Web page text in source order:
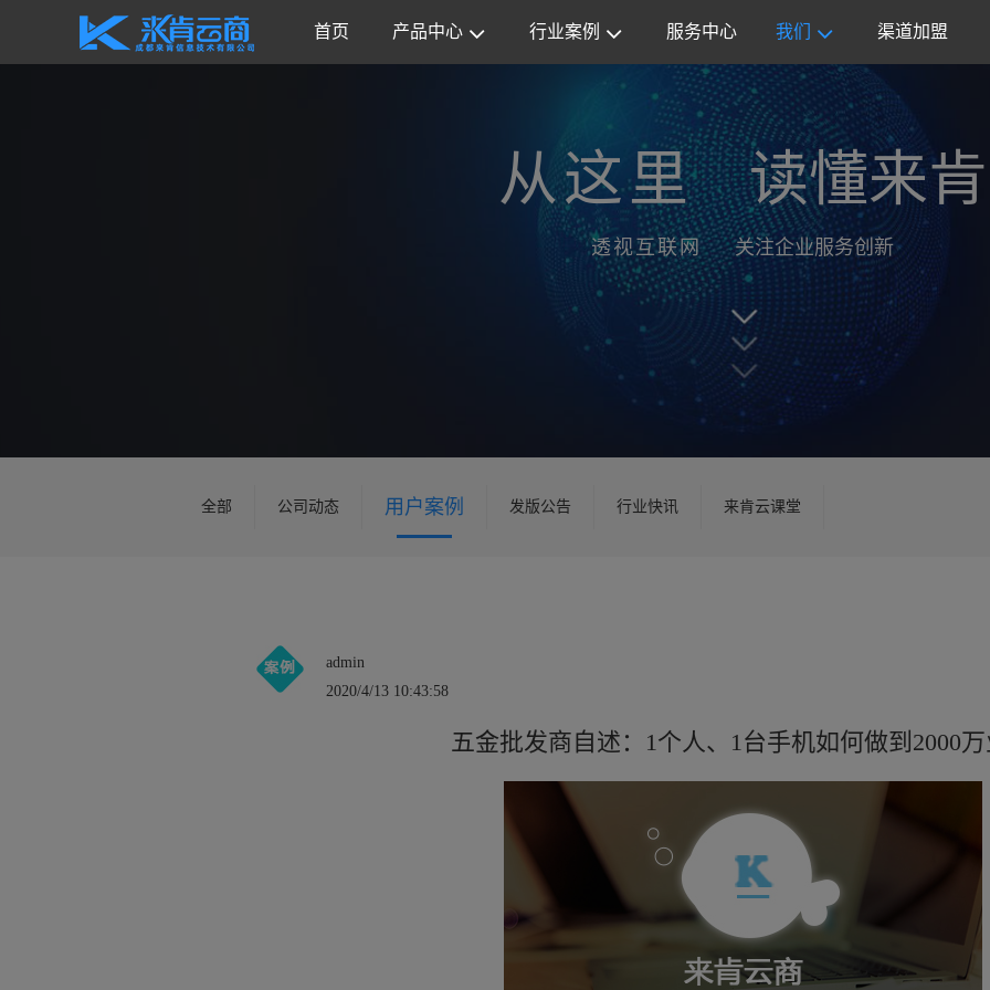
首页 产品中心 行业案例 服务中心 我们 渠道加盟
从这里 读懂来肯
透视互联网 关注企业服务创新
全部 公司动态 用户案例 发版公告 行业快讯 来肯云课堂
admin
2020/4/13 10:43:58
五金批发商自述：1个人、1台手机如何做到2000